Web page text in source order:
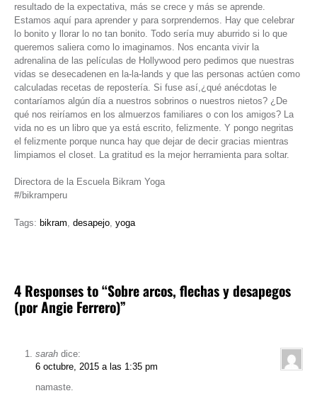
resultado de la expectativa, más se crece y más se aprende.
Estamos aquí para aprender y para sorprendernos. Hay que celebrar
lo bonito y llorar lo no tan bonito. Todo sería muy aburrido si lo que
queremos saliera como lo imaginamos. Nos encanta vivir la
adrenalina de las películas de Hollywood pero pedimos que nuestras
vidas se desecadenen en la-la-lands y que las personas actúen como
calculadas recetas de repostería. Si fuse así,¿qué anécdotas le
contaríamos algún día a nuestros sobrinos o nuestros nietos? ¿De
qué nos reiríamos en los almuerzos familiares o con los amigos? La
vida no es un libro que ya está escrito, felizmente. Y pongo negritas
el felizmente porque nunca hay que dejar de decir gracias mientras
limpiamos el closet. La gratitud es la mejor herramienta para soltar.
Directora de la Escuela Bikram Yoga
#/bikramperu
Tags: bikram desapejo yoga
4 Responses to “Sobre arcos, flechas y desapegos
(por Angie Ferrero)”
sarah dice:
6 octubre, 2015 a las 1:35 pm
namaste.